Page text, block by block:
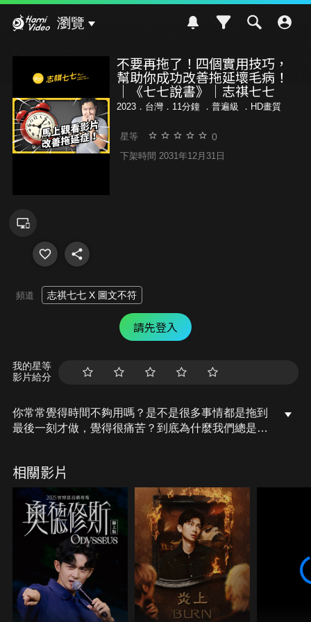
瀏覽
不要再拖了！四個實用技巧，
幫助你成功改善拖延壞毛病！
｜《七七說書》｜志祺七七
2023．台灣．11分鐘 ． 普遍級 ．HD畫質
星等 0
下架時間 2031年12月31日
頻道 志祺七七 X 圖文不符
請先登入
我的星等
影片給分
你常常覺得時間不夠用嗎？是不是很多事情都是拖到
最後一刻才做，覺得很痛苦？到底為什麼我們總是會
相關影片